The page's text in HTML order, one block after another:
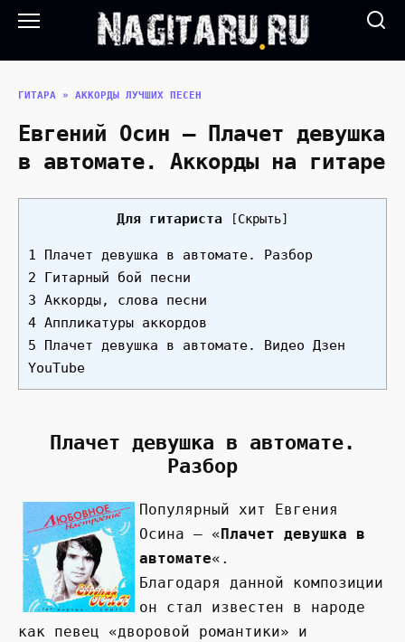
Перейти
ГИТАРА » АККОРДЫ ЛУЧШИХ ПЕСЕН
Евгений Осин — Плачет девушка
в автомате. Аккорды на гитаре
Для гитариста [Скрыть]
1 Плачет девушка в автомате. Разбор
2 Гитарный бой песни
3 Аккорды, слова песни
4 Аппликатуры аккордов
5 Плачет девушка в автомате. Видео Дзен
YouTube
Плачет девушка в автомате.
Разбор
Популярный хит Евгения
Осина — « Плачет девушка в
автомате«.
Благодаря данной композиции
он стал известен в народе
как певец «дворовой романтики» и